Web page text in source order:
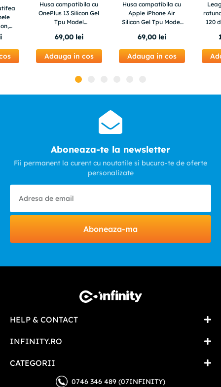
Husa compatibila cu
OnePlus 13 Silicon Gel
Tpu Model
69,00 lei
Adauga in cos
Husa compatibila cu
Apple iPhone Air
Silicon Gel Tpu Model
69,00 lei
Adauga in cos
120
Aboneaza-te la newsletter
Fii permanent la curent cu noutatile si bucura-te de oferte
personalizate
Aboneaza-ma
HELP & CONTACT
INFINITY.RO
CATEGORII
0746 346 489 (07INFINITY)